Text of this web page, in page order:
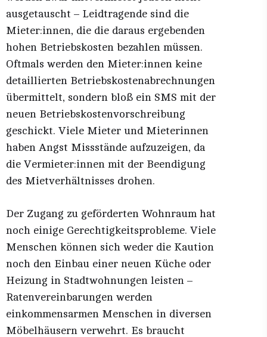
ausgetauscht – Leidtragende sind die
Mieter:innen, die die daraus ergebenden
hohen Betriebskosten bezahlen müssen.
Oftmals werden den Mieter:innen keine
detaillierten Betriebskostenabrechnungen
übermittelt, sondern bloß ein SMS mit der
neuen Betriebskostenvorschreibung
geschickt. Viele Mieter und Mieterinnen
haben Angst Missstände aufzuzeigen, da
die Vermieter:innen mit der Beendigung
des Mietverhältnisses drohen.
Der Zugang zu geförderten Wohnraum hat
noch einige Gerechtigkeitsprobleme. Viele
Menschen können sich weder die Kaution
noch den Einbau einer neuen Küche oder
Heizung in Stadtwohnungen leisten –
Ratenvereinbarungen werden
einkommensarmen Menschen in diversen
Möbelhäusern verwehrt. Es braucht